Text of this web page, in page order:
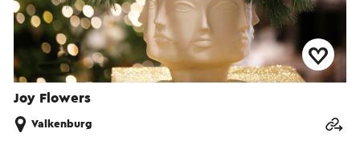
Joy Flowers
Valkenburg